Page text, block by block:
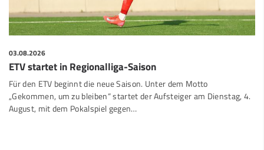
03.08.2026
ETV startet in Regionalliga-Saison
Für den ETV beginnt die neue Saison. Unter dem Motto
„Gekommen, um zu bleiben“ startet der Aufsteiger am Dienstag, 4.
August, mit dem Pokalspiel gegen…